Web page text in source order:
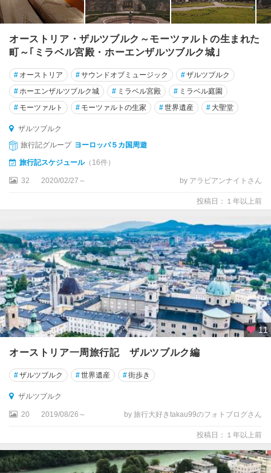
オーストリア・ザルツブルク～モーツァルトの生まれた
町～｢ミラベル宮殿・ホーエンザルツブルク城｣
# オーストリア #サウンドオブミュージック #ザルツブルク
#ホーエンザルツブルク城 # ミラベル宮殿 # ミラベル庭園
# モーツァルト # モーツァルトの生家 #世界遺産 # 大聖堂
ザルツブルク
旅行記グループ ヨーロッパ５カ国周遊
旅行記スケジュール（16件）
32 2020/02/27～ by アラビアンナイトさん
投稿日：１年以上前
11
オーストリア一周旅行記 ザルツブルク編
#ザルツブルク #世界遺産 #街歩き
ザルツブルク
20 2019/08/26～ by 旅行大好きtakau99のフォトブログさん
投稿日：１年以上前